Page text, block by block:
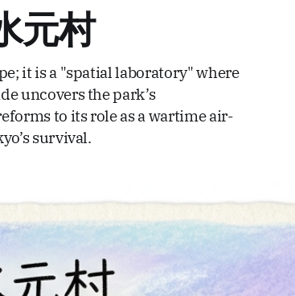
元村
it is a "spatial laboratory" where
uncovers the park’s
to its role as a wartime air-
survival.